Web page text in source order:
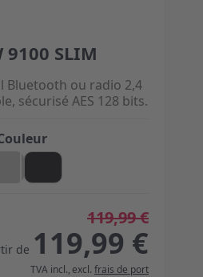
Bluetooth ou radio 2,4
sécurisé AES 128 bits.
on the options chosen on the
9100 SLIM
119,99 €
de 119,99 €
TVA incl., excl. frais de port